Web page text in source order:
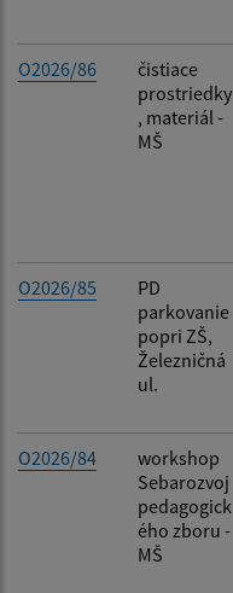
O2026/86
čistiace
prostriedky
, materiál -
MŠ
O2026/85
PD
parkovanie
popri ZŠ,
Železničná
ul.
O2026/84
workshop
Sebarozvoj
pedagogick
ého zboru -
MŠ